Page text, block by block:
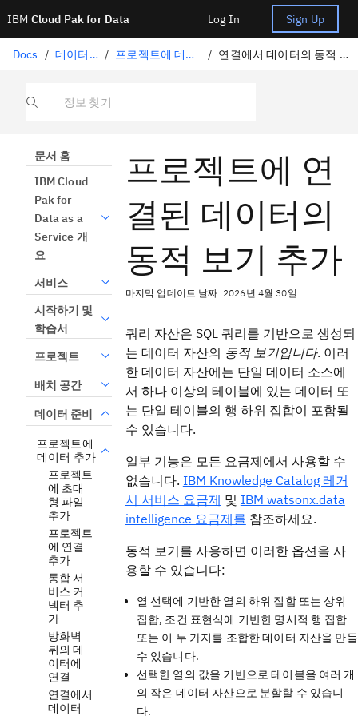
IBM Cloud Pak for Data Log In Sign Up
Docs / 데이터 준비 / 프로젝트에 데이터 추가 / 연결에서 데이터의 동적 보기 추가하기
정보 찾기
문서 홈
IBM Cloud
Pak for
Data as a
Service 개
요
서비스
시작하기 및
학습서
프로젝트
배치 공간
데이터 준비
프로젝트에
데이터 추가
프로젝트
에 초대
형 파일
추가
프로젝트
에 연결
추가
통합 서
비스 커
넥터 추
가
방화벽
뒤의 데
이터에
연결
연결에서
데이터
프로젝트에 연
결된 데이터의
동적 보기 추가
마지막 업데이트 날짜: 2026년 4월 30일
쿼리 자산은 SQL 쿼리를 기반으로 생성되
는 데이터 자산의 동적 보기입니다. 이러
한 데이터 자산에는 단일 데이터 소스에
서 하나 이상의 테이블에 있는 데이터 또
는 단일 테이블의 행 하위 집합이 포함될
수 있습니다.
일부 기능은 모든 요금제에서 사용할 수
없습니다. IBM Knowledge Catalog 레거
시 서비스 요금제 및 IBM watsonx.data
intelligence 요금제를 참조하세요.
동적 보기를 사용하면 이러한 옵션을 사
용할 수 있습니다:
열 선택에 기반한 열의 하위 집합 또는 상위
집합, 조건 표현식에 기반한 명시적 행 집합
또는 이 두 가지를 조합한 데이터 자산을 만들
수 있습니다.
선택한 열의 값을 기반으로 테이블을 여러 개
의 작은 데이터 자산으로 분할할 수 있습니
다.